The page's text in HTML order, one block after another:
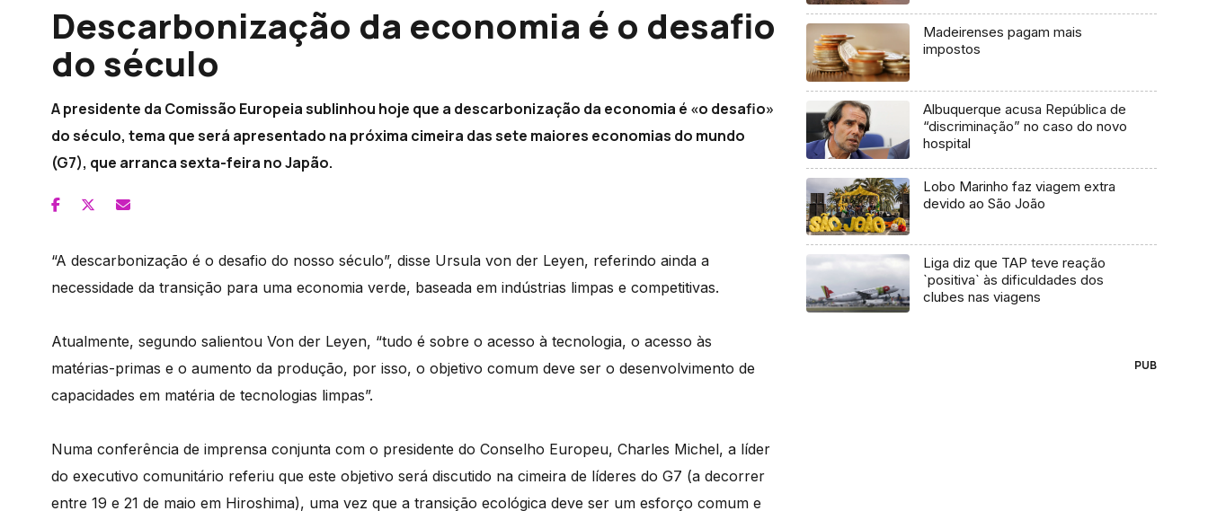
Descarbonização da economia é o desafio
do século
A presidente da Comissão Europeia sublinhou hoje que a descarbonização da economia é «o desafio»
do século, tema que será apresentado na próxima cimeira das sete maiores economias do mundo
(G7), que arranca sexta-feira no Japão.
“A descarbonização é o desafio do nosso século”, disse Ursula von der Leyen, referindo ainda a
necessidade da transição para uma economia verde, baseada em indústrias limpas e competitivas.
Atualmente, segundo salientou Von der Leyen, “tudo é sobre o acesso à tecnologia, o acesso às
matérias-primas e o aumento da produção, por isso, o objetivo comum deve ser o desenvolvimento de
capacidades em matéria de tecnologias limpas”.
Numa conferência de imprensa conjunta com o presidente do Conselho Europeu, Charles Michel, a líder
do executivo comunitário referiu que este objetivo será discutido na cimeira de líderes do G7 (a decorrer
entre 19 e 21 de maio em Hiroshima), uma vez que a transição ecológica deve ser um esforço comum e
Madeirenses pagam mais
impostos
Albuquerque acusa República de
“discriminação” no caso do novo
hospital
Lobo Marinho faz viagem extra
devido ao São João
Liga diz que TAP teve reação
`positiva` às dificuldades dos
clubes nas viagens
PUB